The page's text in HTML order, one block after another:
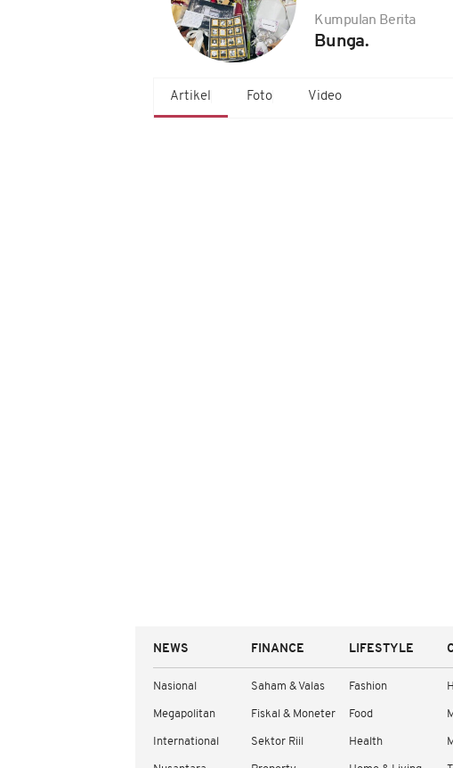
Kumpulan Berita
Bunga.
Artikel Foto Video
NEWS
Nasional
Megapolitan
International
FINANCE
Saham & Valas
Fiskal & Moneter
Sektor Riil
LIFESTYLE
Fashion
Food
Health